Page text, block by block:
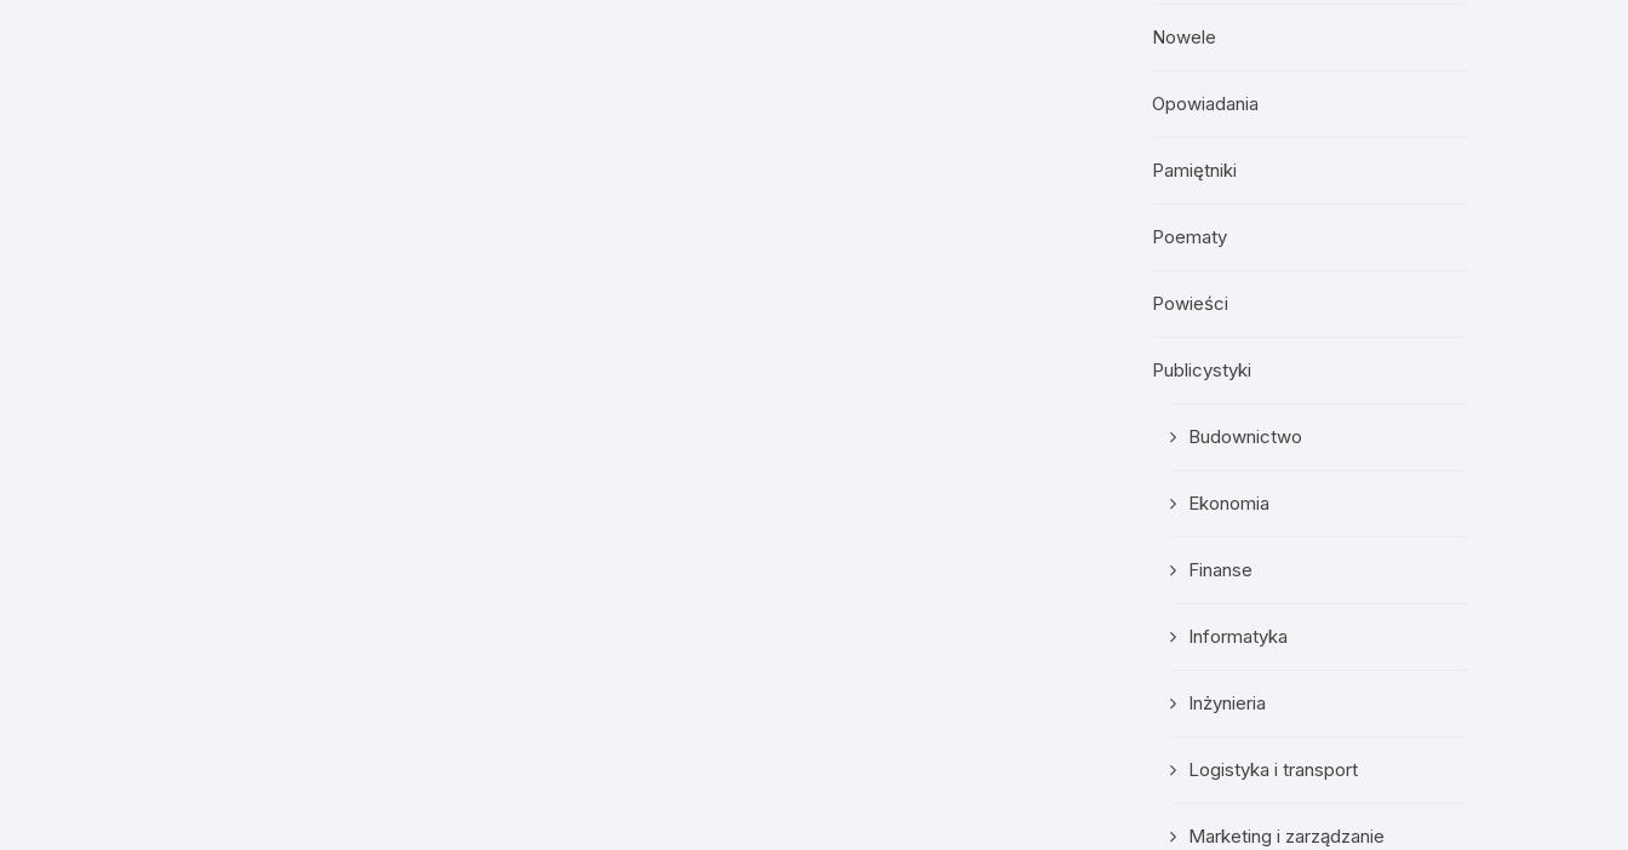
Nowele
Opowiadania
Pamiętniki
Poematy
Powieści
Publicystyki
Budownictwo
Ekonomia
Finanse
Informatyka
Inżynieria
Logistyka i transport
Marketing i zarządzanie